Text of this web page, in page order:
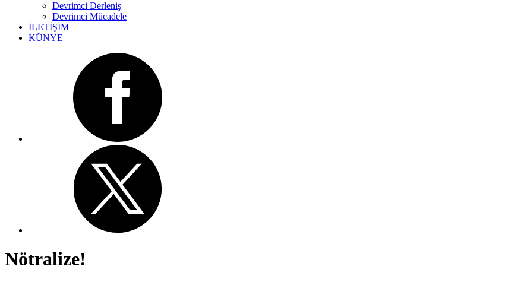
Devrimci Derleniş
Devrimci Mücadele
İLETİŞİM
KÜNYE
Nötralize!